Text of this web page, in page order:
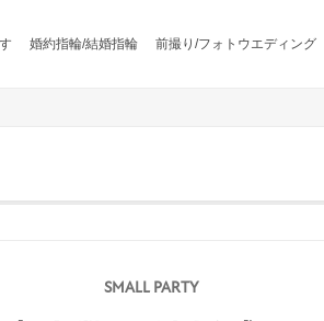
婚約指輪/結婚指輪 前撮り/フォトウエディング